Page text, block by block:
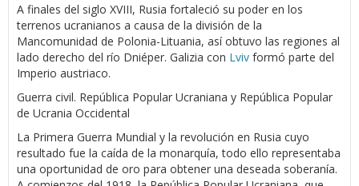
A finales del siglo XVIII, Rusia fortaleció su poder en los
terrenos ucranianos a causa de la división de la
Mancomunidad de Polonia-Lituania, así obtuvo las regiones al
lado derecho del río Dniéper. Galizia con Lviv formó parte del
Imperio austriaco.
Guerra civil. República Popular Ucraniana y República Popular
de Ucrania Occidental
La Primera Guerra Mundial y la revolución en Rusia cuyo
resultado fue la caída de la monarquía, todo ello representaba
una oportunidad de oro para obtener una deseada soberanía.